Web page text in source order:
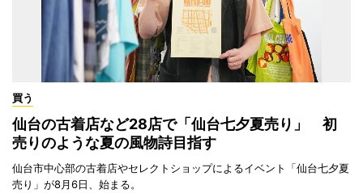
買う
仙台の古着店など28店で「仙台七夕夏売り」 初
売りのような夏の風物詩目指す
仙台市中心部の古着店やセレクトショップによるイベント「仙台七夕夏
売り」が8月6日、始まる。